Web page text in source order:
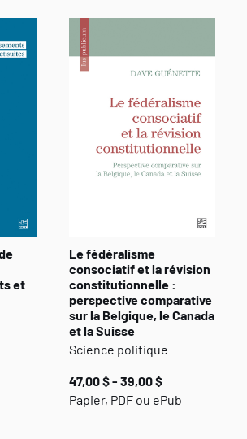
et
Le fédéralisme
consociatif et la révision
constitutionnelle :
perspective comparative
sur la Belgique, le Canada
et la Suisse
Science politique
47,00 $ - 39,00 $
Papier, PDF ou ePub